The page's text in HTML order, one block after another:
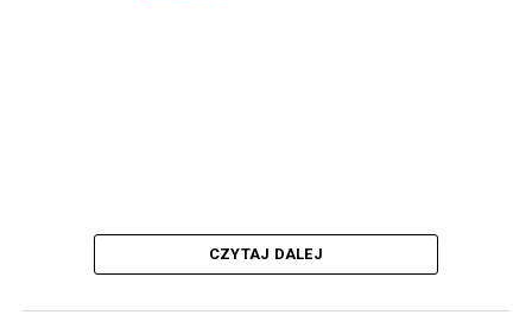
CZYTAJ DALEJ